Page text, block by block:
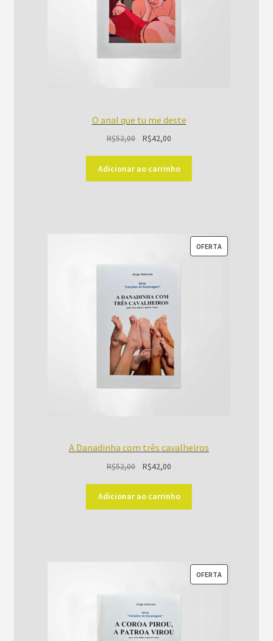
O anal que tu me deste
R$52,00
original
era:
R$42,00O
atual
é:
Adicionar ao carrinho
OFERTAPRODUTO
A Danadinha com três cavalheiros
R$52,00
original
era:
R$42,00O
atual
é:
Adicionar ao carrinho
OFERTA